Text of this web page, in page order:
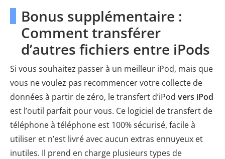
Bonus supplémentaire :
Comment transférer
d’autres fichiers entre iPods
Si vous souhaitez passer à un meilleur iPod, mais que
vous ne voulez pas recommencer votre collecte de
données à partir de zéro, le transfert d’iPod vers iPod
est l’outil parfait pour vous. Ce logiciel de transfert de
téléphone à téléphone est 100% sécurisé, facile à
utiliser et n’est livré avec aucun extras ennuyeux et
inutiles. Il prend en charge plusieurs types de